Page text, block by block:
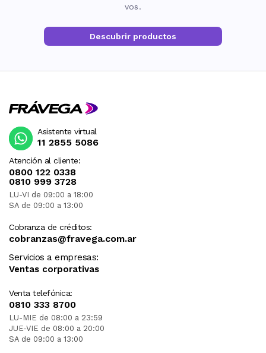
vos.
Descubrir productos
Atención al cliente:
0800 122 0338
0810 999 3728
LU-VI de 09:00 a 18:00
SA de 09:00 a 13:00
Cobranza de créditos:
cobranzas@fravega.com.ar
Servicios a empresas:
Ventas corporativas
Venta telefónica:
0810 333 8700
LU-MIE de 08:00 a 23:59
JUE-VIE de 08:00 a 20:00
SA de 09:00 a 13:00
Asistente virtual
11 2855 5086